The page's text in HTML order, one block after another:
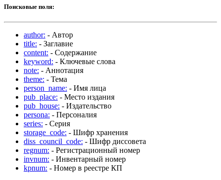
Поисковые поля:
author: - Автор
title: - Заглавие
content: - Содержание
keyword: - Ключевые слова
note: - Аннотация
theme: - Тема
person_name: - Имя лица
pub_place: - Место издания
pub_house: - Издательство
persona: - Персоналия
series: - Серия
storage_code: - Шифр хранения
diss_council_code: - Шифр диссовета
regnum: - Регистрационный номер
invnum: - Инвентарный номер
kpnum: - Номер в реестре КП